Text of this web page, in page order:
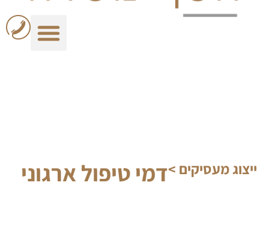
ייצוג מעסיקים >דמי טיפול ארגוני